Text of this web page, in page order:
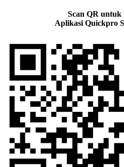
Scan QR untuk
Aplikasi Quickpro